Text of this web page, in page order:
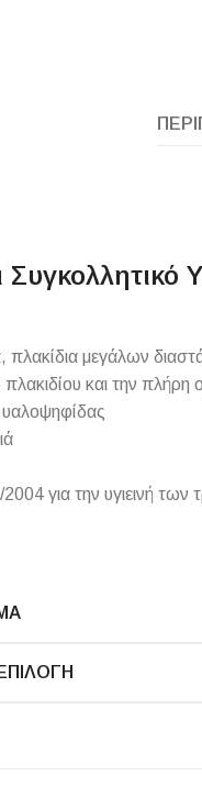
πλακίδια μεγάλων
και την
υαλοψηφίδας
για την υγιεινή των